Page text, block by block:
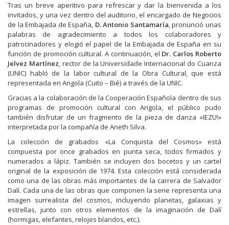
Tras un breve aperitivo para refrescar y dar la bienvenida a los
invitados, y una vez dentro del auditorio, el encargado de Negocios
de la Embajada de España, D. Antonio Santamaría, pronunció unas
palabras de agradecimiento a todos los colaboradores y
patrocinadores y elogió el papel de la Embajada de España en su
función de promoción cultural. A continuación, el Dr. Carlos Roberto
Jelvez Martínez, rector de la Universidade Internacional do Cuanza
(UNIC) habló de la labor cultural de la Obra Cultural, que está
representada en Angola (Cuito – Bié) a través de la UNIC.
Gracias a la colaboración de la Cooperación Española dentro de sus
programas de promoción cultural con Angola, el público pudo
también disfrutar de un fragmento de la pieza de danza «IEZU!»
interpretada por la compañía de Aneth Silva.
La colección de grabados «La Conquista del Cosmos» está
compuesta por once grabados en punta seca, todos firmados y
numerados a lápiz. También se incluyen dos bocetos y un cartel
original de la exposición de 1974. Esta colección está considerada
como una de las obras más importantes de la carrera de Salvador
Dalí. Cada una de las obras que componen la serie representa una
imagen surrealista del cosmos, incluyendo planetas, galaxias y
estrellas, junto con otros elementos de la imaginación de Dalí
(hormigas, elefantes, relojes blandos, etc.).